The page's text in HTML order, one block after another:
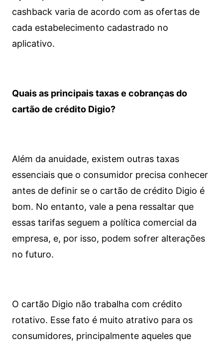
cashback varia de acordo com as ofertas de
cada estabelecimento cadastrado no
aplicativo.
Quais as principais taxas e cobranças do
cartão de crédito Digio?
Além da anuidade, existem outras taxas
essenciais que o consumidor precisa conhecer
antes de definir se o cartão de crédito Digio é
bom. No entanto, vale a pena ressaltar que
essas tarifas seguem a política comercial da
empresa, e, por isso, podem sofrer alterações
no futuro.
O cartão Digio não trabalha com crédito
rotativo. Esse fato é muito atrativo para os
consumidores, principalmente aqueles que